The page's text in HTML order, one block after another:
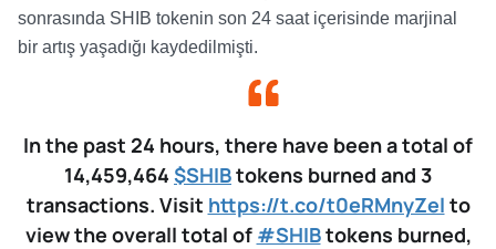
sonrasında SHIB tokenin son 24 saat içerisinde marjinal
bir artış yaşadığı kaydedilmişti.
In the past 24 hours, there have been a total of
14,459,464 $SHIBtokens burned and 3
transactions. Visit https://t.co/t0eRMnyZel to
view the overall total of #SHIBtokens burned,